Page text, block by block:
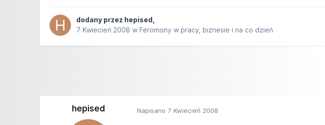
dodany przez hepised
7 Kwiecień 2008 wFeromony w pracy, biznesie i na co dzień
hepised Napisano 7 Kwiecień 2008